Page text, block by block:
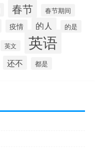
春节
春节期间
疫情 的人 的是
英文 英语
还不 都是